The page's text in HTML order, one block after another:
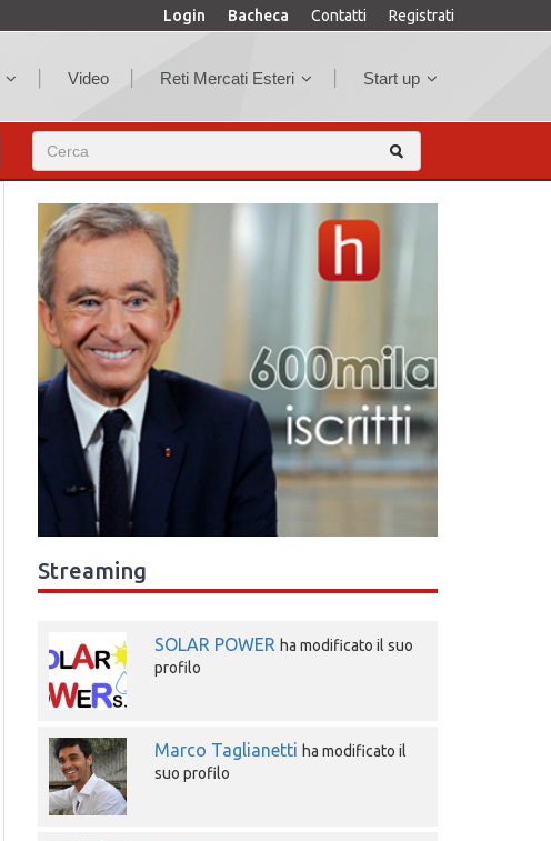
Login Bacheca Contatti Registrati
Video Reti Mercati Esteri Start up
Streaming
SOLAR POWER ha modificato il suo
profilo
Marco Taglianetti ha modificato il
suo profilo